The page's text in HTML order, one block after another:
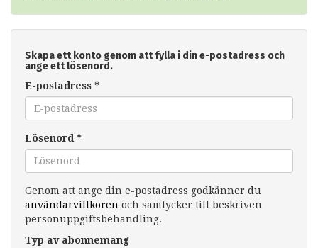
Skapa ett konto genom att fylla i din e-postadress och
ange ett lösenord.
E-postadress *
Lösenord *
Genom att ange din e-postadress godkänner du
användarvillkoren och samtycker till beskriven
personuppgiftsbehandling.
Typ av abonnemang